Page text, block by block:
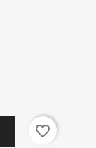
favorite_border